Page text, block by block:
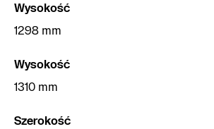
Wysokość
1298 mm
Wysokość
1310 mm
Szerokość